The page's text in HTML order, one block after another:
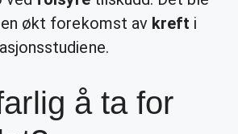
økt forekomst av kreft i
å ta for